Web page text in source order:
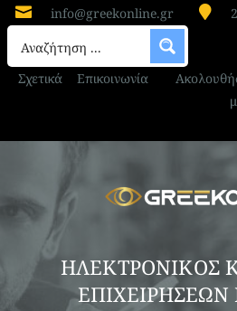
 info@greekonline.gr 
Σχετικά Επικοινωνία
ΗΛΕΚΤΡΟΝΙΚΟΣ